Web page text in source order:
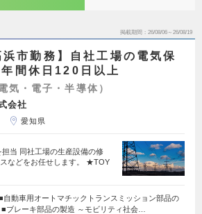
掲載期間 26/08/06～26/08/19
浜市勤務】自社工場の電気保
間休日120日以上
気・電子・半導体）
会社
愛知県
当 同社工場の生産設備の修
などをお任せします。 ★TOY
■自動車用オートマチックトランスミッション部品の
ブレーキ部品の製造 ～モビリティ社会…